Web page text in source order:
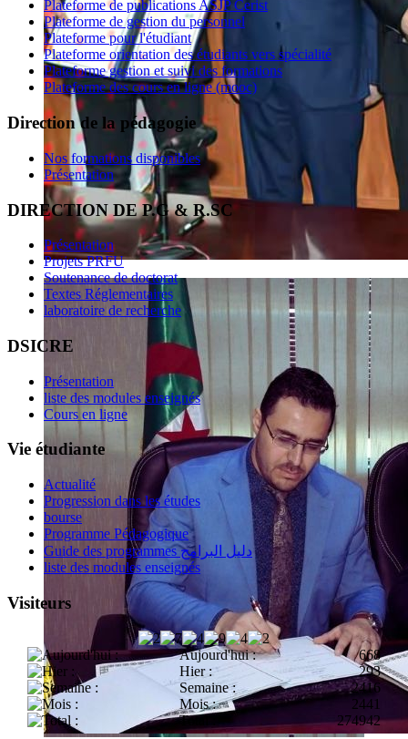
Plateforme de publications ASJP Cerist
Plateforme de gestion du personnel
Plateforme pour l'étudiant
Plateforme orientation des étudiants vers spécialité
Plateforme gestion et suivi des formations
Plateforme des cours en ligne (mooc)
Direction de la pédagogie
Nos formations disponibles
Présentation
DIRECTION DE P.G & R.SC
Présentation
Projets PRFU
Soutenance de doctorat
Textes Réglementaires
laboratoire de recherche
DSICRE
Présentation
liste des modules enseignés
Cours en ligne
Vie étudiante
Actualité
Progression dans les études
bourse
Programme Pédagogique
Guide des programmes دليل البرامج
liste des modules enseignés
Visiteurs
Aujourd'hui :
668
Hier :
293
Semaine :
2416
Mois :
2441
Total :
274942